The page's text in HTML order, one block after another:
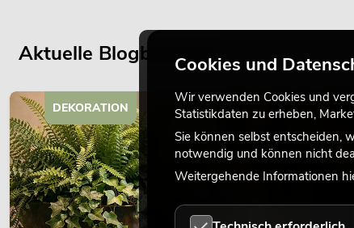
179,00€
Aktuelle Blogbeiträge
DEKORATION
Cookies und
Wir verwenden Cookies und
Statistikdaten zu erheben,
Sie können selbst entscheiden,
notwendig und können nicht
Weitergehende Informationen